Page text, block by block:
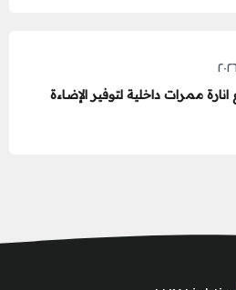
ممرات داخلية لتوفير الإضاءة